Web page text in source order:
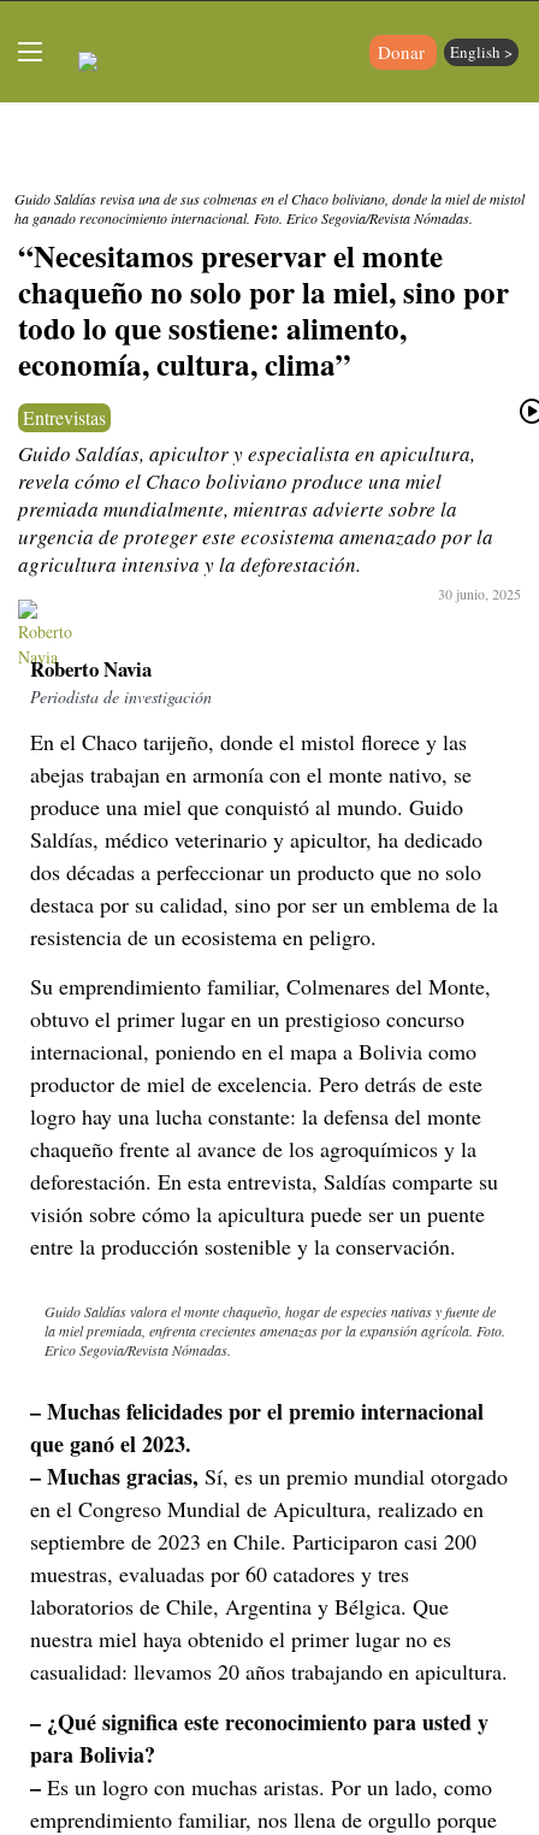
Donar English >
Guido Saldías revisa una de sus colmenas en el Chaco boliviano, donde la miel de mistol
ha ganado reconocimiento internacional. Foto. Erico Segovia/Revista Nómadas.
“Necesitamos preservar el monte
chaqueño no solo por la miel, sino por
todo lo que sostiene: alimento,
economía, cultura, clima”
Entrevistas
Guido Saldías, apicultor y especialista en apicultura,
revela cómo el Chaco boliviano produce una miel
premiada mundialmente, mientras advierte sobre la
urgencia de proteger este ecosistema amenazado por la
agricultura intensiva y la deforestación.
30 junio, 2025
Roberto Navia
Periodista de investigación
En el Chaco tarijeño, donde el mistol florece y las
abejas trabajan en armonía con el monte nativo, se
produce una miel que conquistó al mundo. Guido
Saldías, médico veterinario y apicultor, ha dedicado
dos décadas a perfeccionar un producto que no solo
destaca por su calidad, sino por ser un emblema de la
resistencia de un ecosistema en peligro.
Su emprendimiento familiar, Colmenares del Monte,
obtuvo el primer lugar en un prestigioso concurso
internacional, poniendo en el mapa a Bolivia como
productor de miel de excelencia. Pero detrás de este
logro hay una lucha constante: la defensa del monte
chaqueño frente al avance de los agroquímicos y la
deforestación. En esta entrevista, Saldías comparte su
visión sobre cómo la apicultura puede ser un puente
entre la producción sostenible y la conservación.
Guido Saldías valora el monte chaqueño, hogar de especies nativas y fuente de
la miel premiada, enfrenta crecientes amenazas por la expansión agrícola. Foto.
Erico Segovia/Revista Nómadas.
– Muchas felicidades por el premio internacional
que ganó el 2023.
– Muchas gracias, Sí, es un premio mundial otorgado
en el Congreso Mundial de Apicultura, realizado en
septiembre de 2023 en Chile. Participaron casi 200
muestras, evaluadas por 60 catadores y tres
laboratorios de Chile, Argentina y Bélgica. Que
nuestra miel haya obtenido el primer lugar no es
casualidad: llevamos 20 años trabajando en apicultura.
– ¿Qué significa este reconocimiento para usted y
para Bolivia?
– Es un logro con muchas aristas. Por un lado, como
emprendimiento familiar, nos llena de orgullo porque